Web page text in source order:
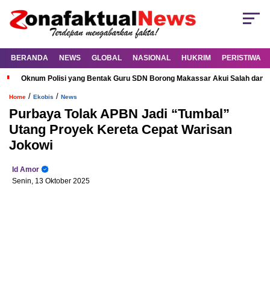
BERANDA NEWS GLOBAL NASIONAL HUKRIM PERISTIWA
Oknum Polisi yang Bentak Guru SDN Borong Makassar Akui Salah dan
Home / Ekobis / News
Purbaya Tolak APBN Jadi “Tumbal”
Utang Proyek Kereta Cepat Warisan
Jokowi
Id Amor
Senin, 13 Oktober 2025